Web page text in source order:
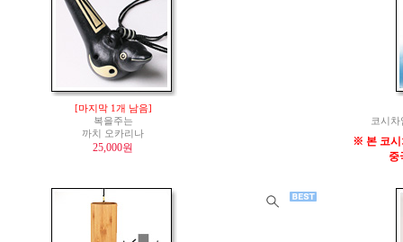
[마지막 1개 남음]
복을주는
까치 오카리나
25,000원
코시
※ 본 코시
중